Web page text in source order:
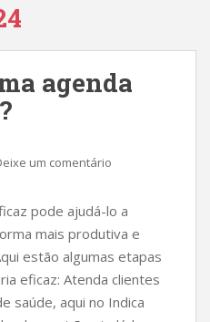
agenda
um comentário
pode ajudá-lo a
mais produtiva e
estão algumas etapas
eficaz: Atenda clientes
saúde, aqui no Indica